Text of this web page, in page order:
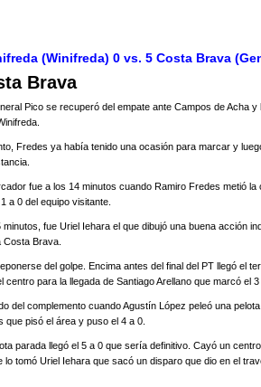
(Winifreda) 0 vs. 5 Costa Brava
Brava
Pico se recuperó del empate ante Campos de Acha
Fredes ya había tenido una ocasión para marcar y
fue a los 14 minutos cuando Ramiro Fredes metió
a 0 del equipo visitante.
minutos, fue Uriel Iehara el que dibujó una buena acción
Brava.
del golpe. Encima antes del final del PT llegó el
centro para la llegada de Santiago Arellano que marcó el 3
del complemento cuando Agustín López peleó una
que pisó el área y puso el 4 a 0.
parada llegó el 5 a 0 que sería definitivo. Cayó un
lo tomó Uriel Iehara que sacó un disparo que dio en el